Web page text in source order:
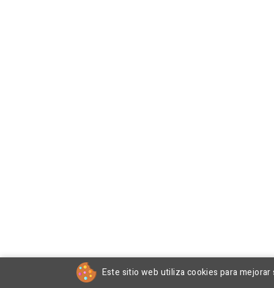
Este sitio web utiliza cookies para